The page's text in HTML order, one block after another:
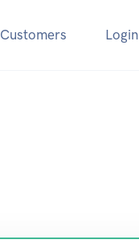
Customers Login